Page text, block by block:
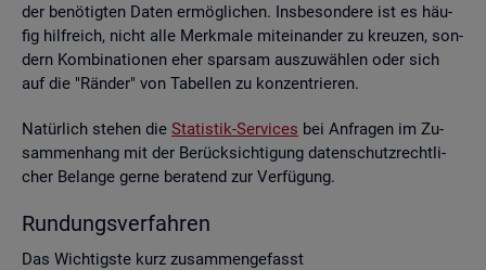
der be­nö­tig­ten Daten er­mög­li­chen. Ins­be­son­de­re ist es häu­
fig hilf­reich, nicht alle Merk­ma­le mit­ein­an­der zu kreu­zen, son­
dern Kom­bi­na­tio­nen eher spar­sam aus­zu­wäh­len oder sich
auf die "Rän­der" von Ta­bel­len zu kon­zen­trie­ren.
Na­tür­lich ste­hen die Sta­tis­tik-Ser­vices bei An­fra­gen im Zu­
sam­men­hang mit der Be­rück­sich­ti­gung da­ten­schutz­recht­li­
cher Be­lan­ge gerne be­ra­tend zur Ver­fü­gung.
Run­dungs­ver­fah­ren
Das Wich­tigs­te kurz zu­sam­men­ge­fasst